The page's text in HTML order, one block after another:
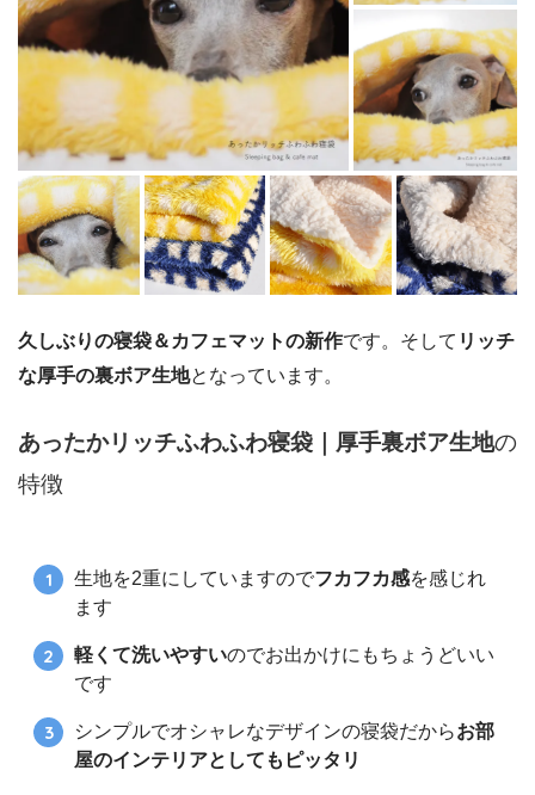
久しぶりの寝袋＆カフェマットの新作です。そして リッチ
な厚手の裏ボア生地となっています。
あったかリッチふわふわ寝袋｜厚手裏ボア生地の
特徴
生地を2重にしていますのでフカフカ感を感じれ
ます
軽くて洗いやすいのでお出かけにもちょうどいい
です
シンプルでオシャレなデザインの寝袋だからお部
屋のインテリアとしてもピッタリ